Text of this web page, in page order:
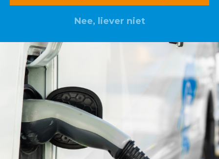
Nee, liever niet